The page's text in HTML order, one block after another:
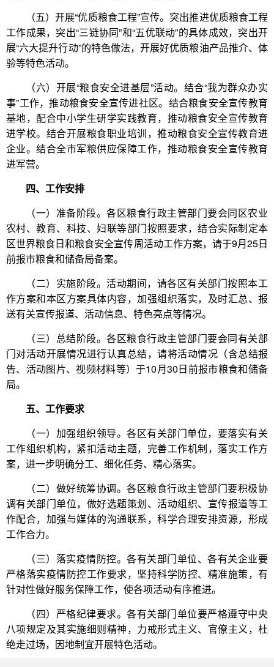
（五）开展“优质粮食工程”宣传。突出推进优质粮食工程
工作成果，突出“三链协同”和“五优联动”的具体成效，突出开
展“六大提升行动”的特色做法，开展好优质粮油产品推介、体
验等特色活动。
（六）开展“粮食安全进基层”活动。结合“我为群众办实
事”工作，推动粮食安全宣传进社区。结合粮食安全宣传教育
基地，配合中小学生研学实践教育，推动粮食安全宣传教育
进学校。结合开展粮食职业培训，推动粮食安全宣传教育进
企业。结合全市军粮供应保障工作，推动粮食安全宣传教育
进军营。
四、工作安排
（一）准备阶段。各区粮食行政主管部门要会同区农业
农村、教育、科技、妇联等部门按照要求，结合实际制定本
区世界粮食日和粮食安全宣传周活动工作方案，请于9月25日
前报市粮食和储备局备案。
（二）实施阶段。活动期间，请各区有关部门按照本工
作方案和本区方案具体内容，加强组织落实，及时汇总、报
送有关宣传报道、活动信息、特色亮点等情况。
（三）总结阶段。各区粮食行政主管部门要会同有关部
门对活动开展情况进行认真总结，请将活动情况（含总结报
告、活动图片、视频材料等）于10月30日前报市粮食和储备
局。
五、工作要求
（一）加强组织领导。各区有关部门单位，要落实有关
工作组织机构，紧扣活动主题，完善工作机制，落实工作方
案，进一步明确分工、细化任务、精心落实。
（二）做好统筹协调。各区粮食行政主管部门要积极协
调有关部门单位，做好选题策划、活动组织、宣传报道等工
作配合，加强与媒体的沟通联系，科学合理安排资源，形成
工作合力。
（三）落实疫情防控。各有关部门单位、各有关企业要
严格落实疫情防控工作要求，坚持科学防控、精准施策，有
针对性做好服务保障工作，使各项活动有序推进。
（四）严格纪律要求。各有关部门单位要严格遵守中央
八项规定及其实施细则精神，力戒形式主义、官僚主义，杜
绝走过场，因地制宜开展特色活动。